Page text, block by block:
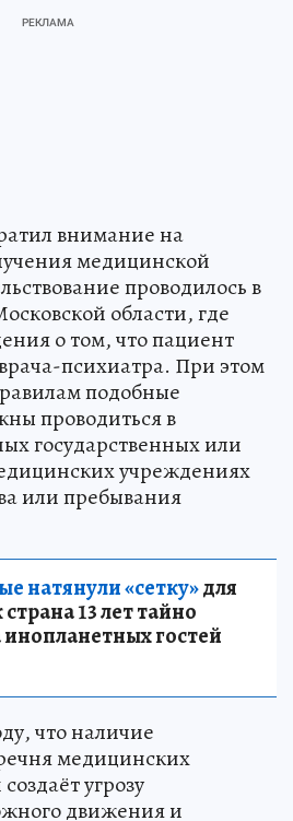
внимание на
медицинской
проводилось в
области, где
о том, что пациент
психиатра. При этом
подобные
проводиться в
государственных или
учреждениях
или пребывания
натянули «сетку»для
13 лет тайно
инопланетных гостей
что наличие
медицинских
угрозу
движения и